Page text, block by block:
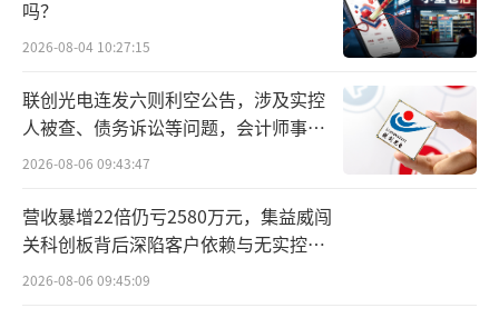
归母净利润暴增26倍的思特威，赚足了资
本市场的眼球。
近日，思特威披露了公司2024年业绩快
归属于母公司的净利润也同比暴增26.5倍，达
到了3.91亿元。梳理思特威近年来的业绩表现
吗？
2026-08-04 10:27:15
联创光电连发六则利空公告，涉及实控
人被查、债务诉讼等问题，会计师事务
所曾出具“保留意见”
2026-08-06 09:43:47
营收暴增22倍仍亏2580万元，集益威闯
关科创板背后深陷客户依赖与无实控人
困局
2026-08-06 09:45:09